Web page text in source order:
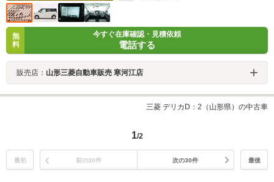
無
料
今すぐ在庫確認・見積依頼
電話する
販売店： 山形三菱自動車販売 寒河江店
三菱 デリカD：2（山形県）の中古車
1/2
最初 前の30件 次の30件 最後